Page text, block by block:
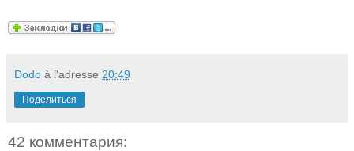
Dodo à l'adresse 20:49
Поделиться
42 комментария: